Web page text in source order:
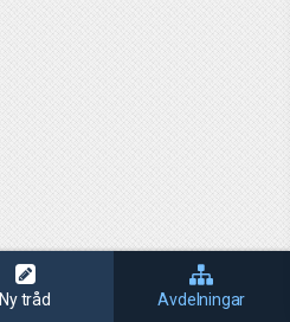
Ny tråd Avdelningar